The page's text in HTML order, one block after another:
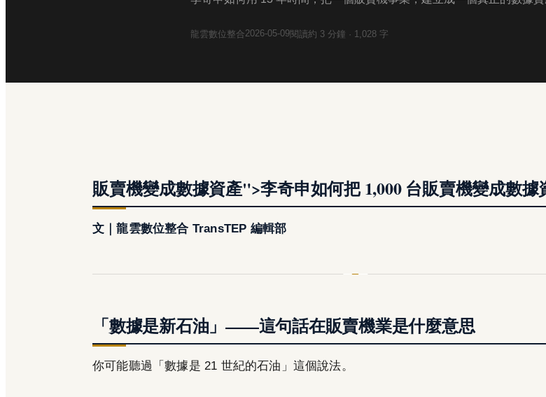
龍雲數位整合2026-05-09閱讀約 3 分鐘 · 1,028 字
販賣機變成數據資產">李奇申如何把 1,000 台販賣機變成數據
文｜龍雲數位整合 TransTEP 編輯部
「數據是新石油」——這句話在販賣機業是什麼意思
你可能聽過「數據是 21 世紀的石油」這個說法。